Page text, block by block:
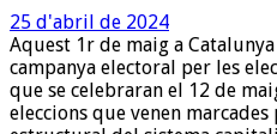
25 d'abril de 2024
Aquest 1r de maig a Catalunya
campanya electoral per les
que se celebraran el 12 de
eleccions que venen